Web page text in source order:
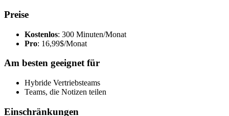
Preise
Kostenlos: 300 Minuten/Monat
Pro: 16,99$/Monat
Am besten geeignet für
Hybride Vertriebsteams
Teams, die Notizen teilen
Einschränkungen